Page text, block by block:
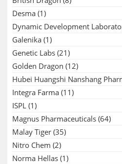
Desma (1)
Dynamic Development
Galenika (1)
Genetic Labs (21)
Golden Dragon (12)
Hubei Huangshi Nanshang
Integra Farma (11)
ISPL (1)
Magnus Pharmaceuticals (64)
Malay Tiger (35)
Nitro Chem (2)
Norma Hellas (1)